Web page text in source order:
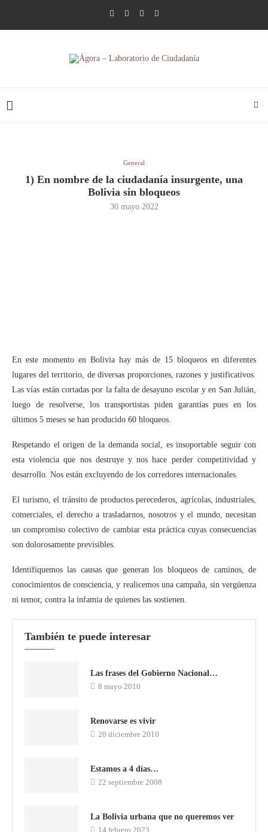
General
1) En nombre de la ciudadanía insurgente, una
Bolivia sin bloqueos
30 mayo 2022
En este momento en Bolivia hay más de 15 bloqueos en diferentes
lugares del territorio, de diversas proporciones, razones y justificativos.
Las vías están cortadas por la falta de desayuno escolar y en San Julián,
luego de resolverse, los transportistas piden garantías pues en los
últimos 5 meses se han producido 60 bloqueos.
Respetando el origen de la demanda social, es insoportable seguir con
esta violencia que nos destruye y nos hace perder competitividad y
desarrollo. Nos están excluyendo de los corredores internacionales.
El turismo, el tránsito de productos perecederos, agrícolas, industriales,
comerciales, el derecho a trasladarnos, nosotros y el mundo, necesitan
un compromiso colectivo de cambiar esta práctica cuyas consecuencias
son dolorosamente previsibles.
Identifiquemos las causas que generan los bloqueos de caminos, de
conocimientos de consciencia, y realicemos una campaña, sin vergüenza
ni temor, contra la infamia de quienes las sostienen.
También te puede interesar
Las frases del Gobierno Nacional…
8 mayo 2010
Renovarse es vivir
20 diciembre 2010
Estamos a 4 días…
22 septiembre 2008
La Bolivia urbana que no queremos ver
14 febrero 2023